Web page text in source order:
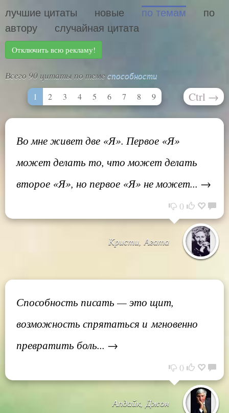
лучшие цитаты новые по темам
по
автору
случайная цитата
Отключить всю рекламу!
Всего 90 цитаты по теме способности
1 2 3 4 5 6 7 8 9 Ctrl →
Во мне живет две «Я». Первое «Я»
может делать то, что может делать
второе «Я», но первое «Я» не может... →
0
Кристи, Агата
Способность писать — это щит,
возможность спрятаться и мгновенно
превратить боль... →
0
Апдайк, Джон